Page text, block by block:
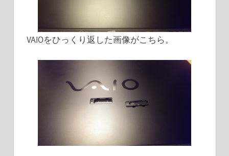
VAIOをひっくり返した画像がこちら。